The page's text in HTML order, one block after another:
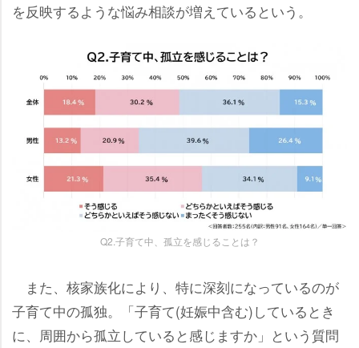
を反映するような悩み相談が増えているという。
Q2.子育て中、孤立を感じることは？
また、核家族化により、特に深刻になっているのが
子育て中の孤独。「子育て(妊娠中含む)しているとき
に、周囲から孤立していると感じますか」という質問